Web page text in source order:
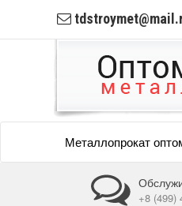
Металлопрокат
+8 (499)